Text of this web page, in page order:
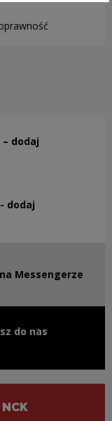
dodaj
nowym oknie
dodaj
w nowym oknie
Messengerze
w nowym oknie
do nas
NCK